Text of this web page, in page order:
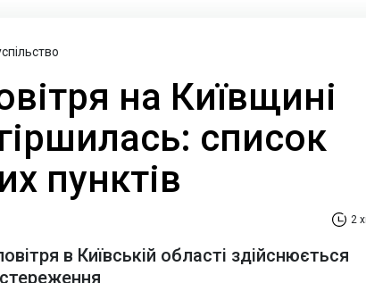
на Київщині
список
пунктів
2
в Київській області здійснюється